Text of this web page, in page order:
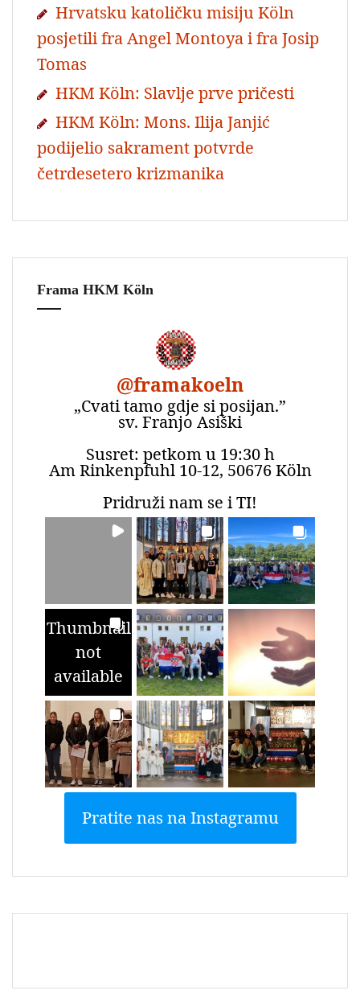
Hrvatsku katoličku misiju Köln
posjetili fra Angel Montoya i fra Josip
Tomas
HKM Köln: Slavlje prve pričesti
HKM Köln: Mons. Ilija Janjić
podijelio sakrament potvrde
četrdesetero krizmanika
Frama HKM Köln
@framakoeln
„Cvati tamo gdje si posijan.”
sv. Franjo Asiški
Susret: petkom u 19:30 h
Am Rinkenpfuhl 10-12, 50676 Köln
Pridruži nam se i TI!
Thumbnail
not
available
Pratite nas na Instagramu